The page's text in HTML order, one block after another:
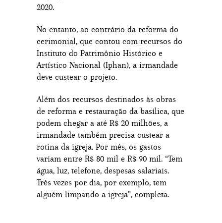
2020.
No entanto, ao contrário da reforma do
cerimonial, que contou com recursos do
Instituto do Patrimônio Histórico e
Artístico Nacional (Iphan), a irmandade
deve custear o projeto.
Além dos recursos destinados às obras
de reforma e restauração da basílica, que
podem chegar a até R$ 20 milhões, a
irmandade também precisa custear a
rotina da igreja. Por mês, os gastos
variam entre R$ 80 mil e R$ 90 mil. “Tem
água, luz, telefone, despesas salariais.
Três vezes por dia, por exemplo, tem
alguém limpando a igreja”, completa.